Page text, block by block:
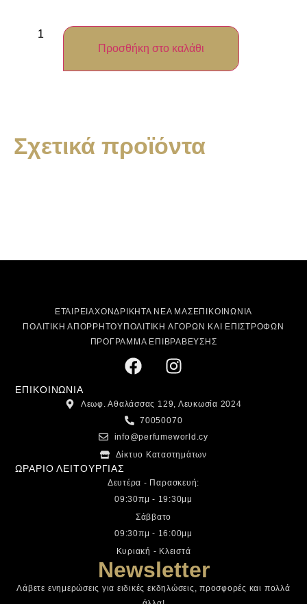
Προσθήκη στο καλάθι
Σχετικά προϊόντα
ΕΤΑΙΡΕΙΑΧΟΝΔΡΙΚΗΤΑ ΝΕΑ ΜΑΣΕΠΙΚΟΙΝΩΝΙΑ
ΠΟΛΙΤΙΚΗ ΑΠΟΡΡΗΤΟΥΠΟΛΙΤΙΚΗ ΑΓΟΡΩΝ ΚΑΙ ΕΠΙΣΤΡΟΦΩΝ
ΠΡΟΓΡΑΜΜΑ ΕΠΙΒΡΑΒΕΥΣΗΣ
ΕΠΙΚΟΙΝΩΝΙΑ
Λεωφ. Αθαλάσσας 129, Λευκωσία 2024
70050070
info@perfumeworld.cy
Δίκτυο Καταστημάτων
ΩΡΑΡΙΟ ΛΕΙΤΟΥΡΓΙΑΣ
Δευτέρα - Παρασκευή:
09:30πμ - 19:30μμ
Σάββατο
09:30πμ - 16:00μμ
Κυριακή - Κλειστά
Newsletter
Λάβετε ενημερώσεις για ειδικές εκδηλώσεις, προσφορές και πολλά